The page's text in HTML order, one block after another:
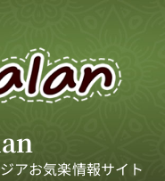
アお気楽情報サイト